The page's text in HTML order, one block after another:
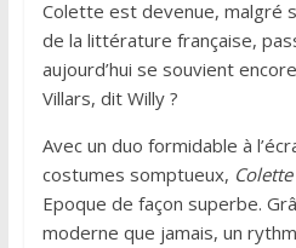
Colette est devenue, malgré
de la littérature française,
aujourd’hui se souvient
Villars, dit Willy ?
Avec un duo formidable à
costumes somptueux, Colette
Epoque de façon superbe.
moderne que jamais, un